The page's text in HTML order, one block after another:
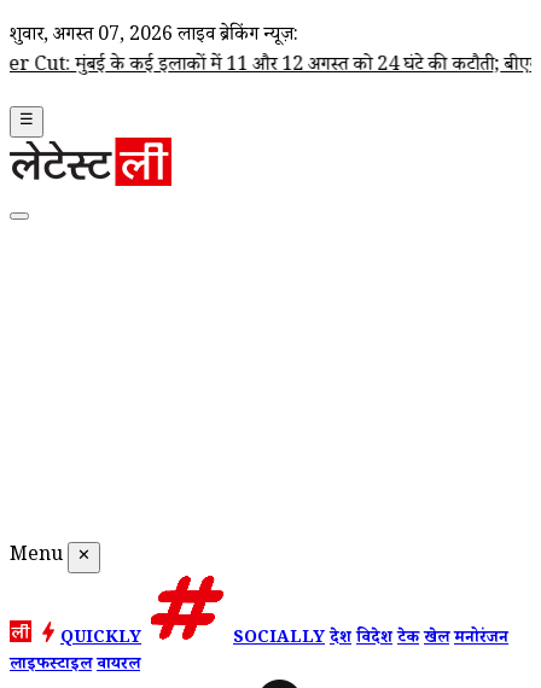
शुक्रवार, अगस्त 07, 2026 लाइव ब्रेकिंग न्यूज़:
कई इलाकों में 11 और 12 अगस्त को 24 घंटे की कटौती; बीएमसी ने जारी की
☰
Menu ✕
QUICKLY SOCIALLYदेशविदेशटेकखेलमनोरंजन
लाइफस्टाइलवायरल